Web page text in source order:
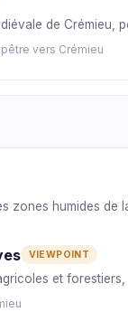
de Crémieu,
vers Crémieu
zones humides de
VIEWPOINT
et